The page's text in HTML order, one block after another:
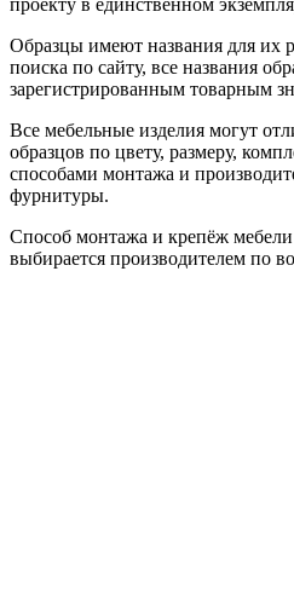
Образцы имеют названия для их
поиска по сайту, все названия
зарегистрированным товарным
Все мебельные изделия могут
образцов по цвету, размеру,
способами монтажа и
фурнитуры.
Способ монтажа и крепёж
выбирается производителем по